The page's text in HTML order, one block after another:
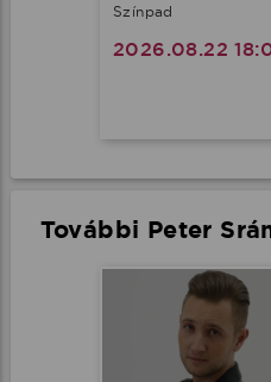
Színpad
2026.08.22
További Peter